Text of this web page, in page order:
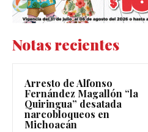
Notas recientes
Arresto de Alfonso
Fernández Magallón “la
Quiringua” desatada
narcobloqueos en
Michoacán